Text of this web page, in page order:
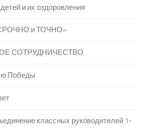
и их оздоровления
и ТОЧНО»
СОТРУДНИЧЕСТВО
ю Победы
классных руководителей 1-